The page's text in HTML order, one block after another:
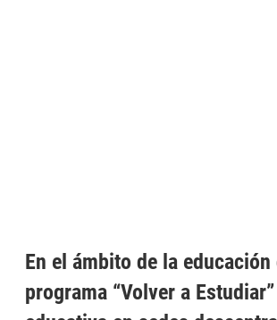
En el ámbito de la
programa “Volver a